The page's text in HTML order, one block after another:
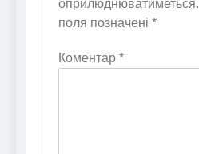
оприлюднюватиметься.
поля позначені *
Коментар *